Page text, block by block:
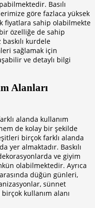
Basılı
göre fazlaca yüksek
fiyatlara sahip olabilmekte
özelliğe de sahip
kurdele
sağlamak için
ve detaylı bilgi
Alanları
alanda kullanım
de kolay bir şekilde
birçok farklı alanda
yer almaktadır. Baskılı
ve giyim
olabilmektedir. Ayrıca
düğün günleri,
sünnet
kullanım alanı